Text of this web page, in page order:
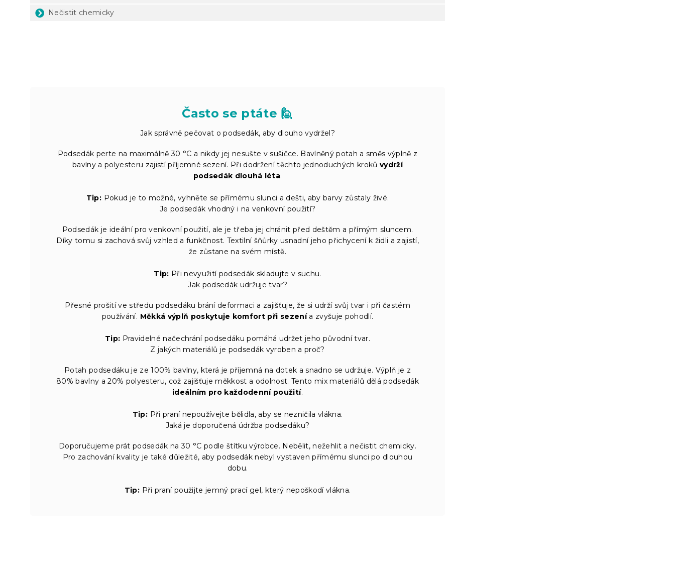
Nečistit chemicky
Často se ptáte 🙋
Jak správně pečovat o podsedák, aby dlouho vydržel?
Podsedák perte na maximálně 30 °C a nikdy jej nesušte v sušičce. Bavlněný potah a směs výplně z
bavlny a polyesteru zajistí příjemné sezení. Při dodržení těchto jednoduchých kroků vydrží
podsedák dlouhá léta.
Tip: Pokud je to možné, vyhněte se přímému slunci a dešti, aby barvy zůstaly živé.
Je podsedák vhodný i na venkovní použití?
Podsedák je ideální pro venkovní použití, ale je třeba jej chránit před deštěm a přímým sluncem.
Díky tomu si zachová svůj vzhled a funkčnost. Textilní šňůrky usnadní jeho přichycení k židli a zajistí,
že zůstane na svém místě.
Tip: Při nevyužití podsedák skladujte v suchu.
Jak podsedák udržuje tvar?
Přesné prošití ve středu podsedáku brání deformaci a zajišťuje, že si udrží svůj tvar i při častém
používání. Měkká výplň poskytuje komfort při sezenía zvyšuje pohodlí.
Tip: Pravidelné načechrání podsedáku pomáhá udržet jeho původní tvar.
Z jakých materiálů je podsedák vyroben a proč?
Potah podsedáku je ze 100% bavlny, která je příjemná na dotek a snadno se udržuje. Výplň je z
80% bavlny a 20% polyesteru, což zajišťuje měkkost a odolnost. Tento mix materiálů dělá podsedák
ideálním pro každodenní použití.
Tip: Při praní nepoužívejte bělidla, aby se nezničila vlákna.
Jaká je doporučená údržba podsedáku?
Doporučujeme prát podsedák na 30 °C podle štítku výrobce. Nebělit, nežehlit a nečistit chemicky.
Pro zachování kvality je také důležité, aby podsedák nebyl vystaven přímému slunci po dlouhou
dobu.
Tip: Při praní použijte jemný prací gel, který nepoškodí vlákna.